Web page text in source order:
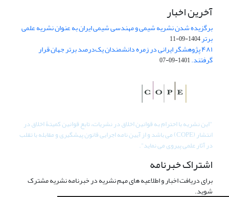
آخرین اخبار
برگزیده شدن نشریه شیمی و مهندسی شیمی ایران به عنوان نشریه علمی
برتر1404-09-11
۴۸۱ پژوهشگر ایرانی در زمره دانشمندان یک‌درصد برتر جهان قرار
گرفتند.1401-09-07
"این نشریه با احترام به قوانین اخلاق در نشریات، تابع قوانین کمیتۀ اخلاق در
انتشار (COPE) می باشد و از آیین نامه اجرایی قانون پیشگیری و مقابله با تقلب
در آثار علمی پیروی می نماید".
اشتراک خبرنامه
برای دریافت اخبار و اطلاعیه های مهم نشریه در خبرنامه نشریه مشترک
شوید.